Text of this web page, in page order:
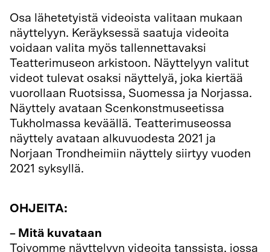
Osa lähetetyistä videoista valitaan mukaan
näyttelyyn. Keräyksessä saatuja videoita
voidaan valita myös tallennettavaksi
Teatterimuseon arkistoon. Näyttelyyn valitut
videot tulevat osaksi näyttelyä, joka kiertää
vuorollaan Ruotsissa, Suomessa ja Norjassa.
Näyttely avataan Scenkonstmuseetissa
Tukholmassa keväällä. Teatterimuseossa
näyttely avataan alkuvuodesta 2021 ja
Norjaan Trondheimiin näyttely siirtyy vuoden
2021 syksyllä.
OHJEITA:
– Mitä kuvataan
Toivomme näyttelyyn videoita tanssista, jossa